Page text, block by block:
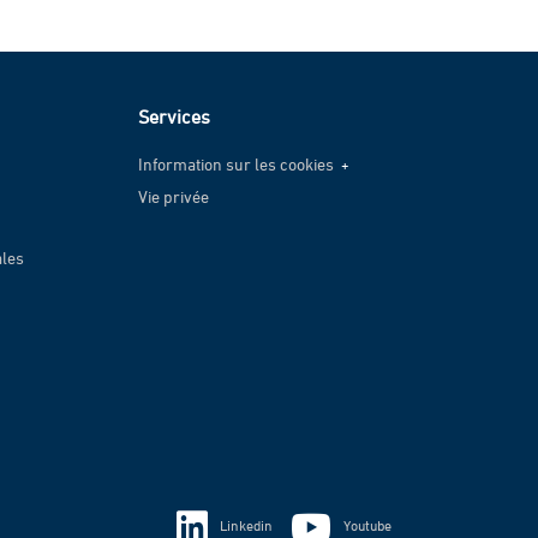
Services
Information sur les cookies
Information sur les cookies
Vie privée
Linkedin Youtube